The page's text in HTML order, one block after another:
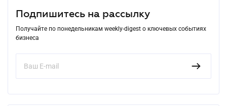
Подпишитесь на рассылку
Получайте по понедельникам weekly-digest о ключевых событиях
бизнеса